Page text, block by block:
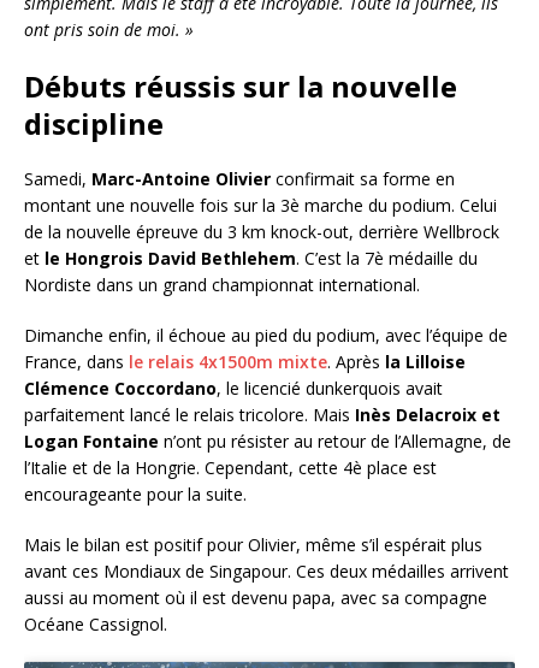
ont pris soin de moi. »
Débuts réussis sur la nouvelle
discipline
Samedi, Marc-Antoine Olivier confirmait sa forme en
montant une nouvelle fois sur la 3è marche du podium. Celui
de la nouvelle épreuve du 3 km knock-out, derrière Wellbrock
et le Hongrois David Bethlehem. C’est la 7è médaille du
Nordiste dans un grand championnat international.
Dimanche enfin, il échoue au pied du podium, avec l’équipe de
France, dans le relais 4x1500m mixte. Après la Lilloise
Clémence Coccordano, le licencié dunkerquois avait
parfaitement lancé le relais tricolore. Mais Inès Delacroix et
Logan Fontaine n’ont pu résister au retour de l’Allemagne, de
l’Italie et de la Hongrie. Cependant, cette 4è place est
encourageante pour la suite.
Mais le bilan est positif pour Olivier, même s’il espérait plus
avant ces Mondiaux de Singapour. Ces deux médailles arrivent
aussi au moment où il est devenu papa, avec sa compagne
Océane Cassignol.